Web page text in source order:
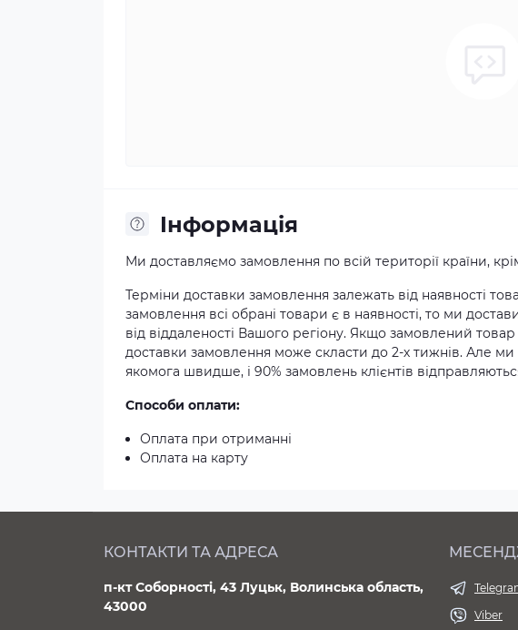
Iнформація
Ми доставляємо замовлення по всій території країни,
Терміни доставки замовлення залежать від наявності
замовлення всі обрані товари є в наявності, то ми
від віддаленості Вашого регіону. Якщо замовлений
доставки замовлення може скласти до 2-х тижнів. Але
якомога швидше, і 90% замовлень клієнтів
Способи оплати:
Оплата при отриманні
Оплата на карту
КОНТАКТИ ТА АДРЕСА
п-кт Соборності, 43 Луцьк, Волинська область,
43000
Viber